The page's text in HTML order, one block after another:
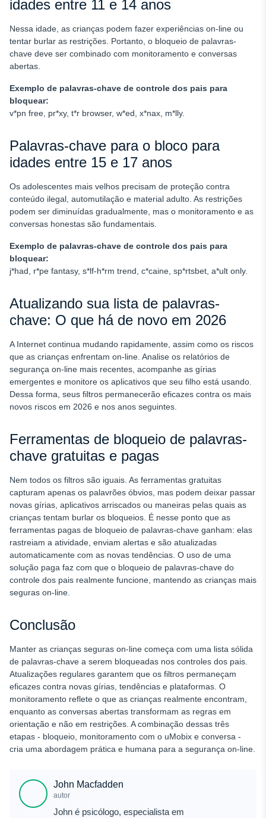
idades entre 11 e 14 anos
Nessa idade, as crianças podem fazer experiências on-line ou
tentar burlar as restrições. Portanto, o bloqueio de palavras-
chave deve ser combinado com monitoramento e conversas
abertas.
Exemplo de palavras-chave de controle dos pais para
bloquear:
v*pn free, pr*xy, t*r browser, w*ed, x*nax, m*lly.
Palavras-chave para o bloco para
idades entre 15 e 17 anos
Os adolescentes mais velhos precisam de proteção contra
conteúdo ilegal, automutilação e material adulto. As restrições
podem ser diminuídas gradualmente, mas o monitoramento e as
conversas honestas são fundamentais.
Exemplo de palavras-chave de controle dos pais para
bloquear:
j*had, r*pe fantasy, s*lf-h*rm trend, c*caine, sp*rtsbet, a*ult only.
Atualizando sua lista de palavras-
chave: O que há de novo em 2026
A Internet continua mudando rapidamente, assim como os riscos
que as crianças enfrentam on-line. Analise os relatórios de
segurança on-line mais recentes, acompanhe as gírias
emergentes e monitore os aplicativos que seu filho está usando.
Dessa forma, seus filtros permanecerão eficazes contra os mais
novos riscos em 2026 e nos anos seguintes.
Ferramentas de bloqueio de palavras-
chave gratuitas e pagas
Nem todos os filtros são iguais. As ferramentas gratuitas
capturam apenas os palavrões óbvios, mas podem deixar passar
novas gírias, aplicativos arriscados ou maneiras pelas quais as
crianças tentam burlar os bloqueios. É nesse ponto que as
ferramentas pagas de bloqueio de palavras-chave ganham: elas
rastreiam a atividade, enviam alertas e são atualizadas
automaticamente com as novas tendências. O uso de uma
solução paga faz com que o bloqueio de palavras-chave do
controle dos pais realmente funcione, mantendo as crianças mais
seguras on-line.
Conclusão
Manter as crianças seguras on-line começa com uma lista sólida
de palavras-chave a serem bloqueadas nos controles dos pais.
Atualizações regulares garantem que os filtros permaneçam
eficazes contra novas gírias, tendências e plataformas. O
monitoramento reflete o que as crianças realmente encontram,
enquanto as conversas abertas transformam as regras em
orientação e não em restrições. A combinação dessas três
etapas - bloqueio, monitoramento com o uMobix e conversa -
cria uma abordagem prática e humana para a segurança on-line.
John Macfadden
autor
John é psicólogo, especialista em